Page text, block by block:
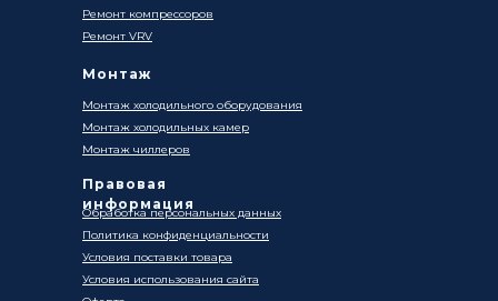
Обработка персональных данных
Политика конфиденциальности
Условия поставки товара
Условия использования сайта
Ремонт компрессоров
Ремонт VRV
Монтаж
Правовая
информация
Монтаж холодильного оборудования
Монтаж чиллеров
Монтаж холодильных камер